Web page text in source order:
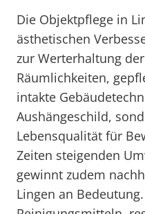
Die Objektpflege in
ästhetischen
zur Werterhaltung
Räumlichkeiten,
intakte
Aushängeschild,
Lebensqualität für
Zeiten steigenden
gewinnt zudem
Lingen an